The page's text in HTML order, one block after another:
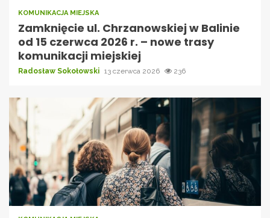
KOMUNIKACJA MIEJSKA
Zamknięcie ul. Chrzanowskiej w Balinie
od 15 czerwca 2026 r. – nowe trasy
komunikacji miejskiej
Radosław Sokołowski 13 czerwca 2026 236